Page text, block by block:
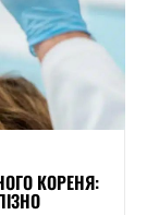
КОРЕНЯ: